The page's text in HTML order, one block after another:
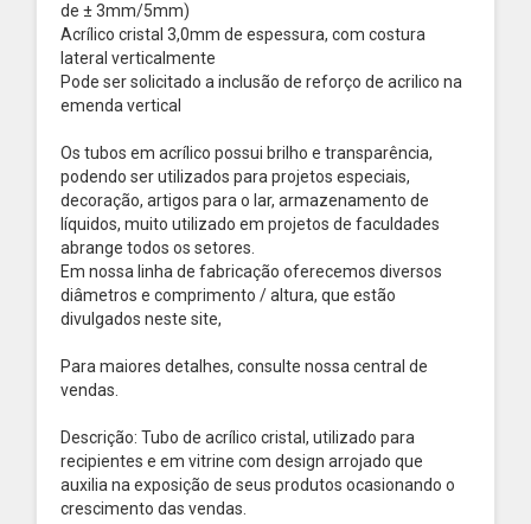
de ± 3mm/5mm)
Acrílico cristal 3,0mm de espessura, com costura
lateral verticalmente
Pode ser solicitado a inclusão de reforço de acrilico na
emenda vertical
Os tubos em acrílico possui brilho e transparência,
podendo ser utilizados para projetos especiais,
decoração, artigos para o lar, armazenamento de
líquidos, muito utilizado em projetos de faculdades
abrange todos os setores.
Em nossa linha de fabricação oferecemos diversos
diâmetros e comprimento / altura, que estão
divulgados neste site,
Para maiores detalhes, consulte nossa central de
vendas.
Descrição: Tubo de acrílico cristal, utilizado para
recipientes e em vitrine com design arrojado que
auxilia na exposição de seus produtos ocasionando o
crescimento das vendas.